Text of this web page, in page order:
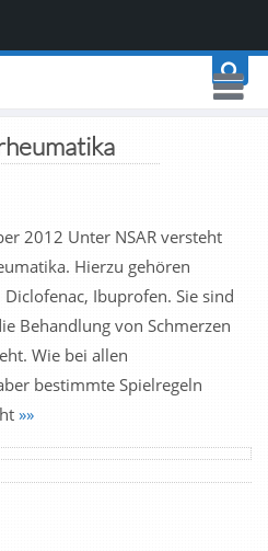
2012 Unter NSAR versteht
Hierzu gehören
Ibuprofen. Sie sind
Behandlung von Schmerzen
Wie bei allen
bestimmte Spielregeln
»»